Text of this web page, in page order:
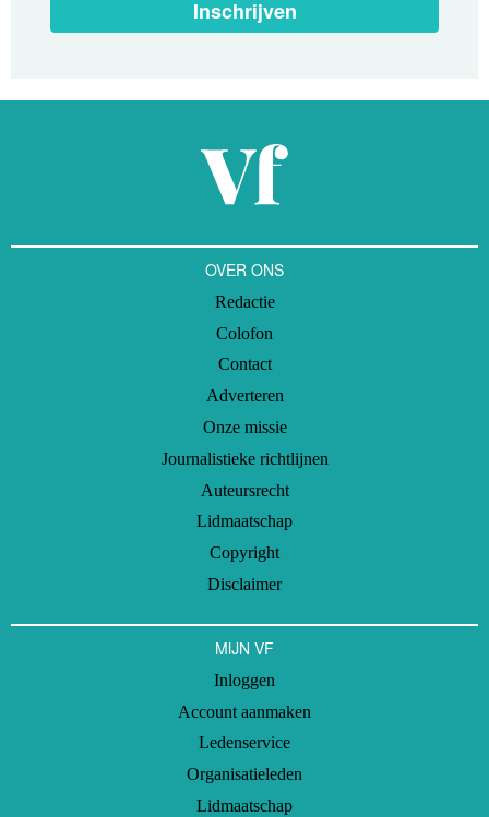
Inschrijven
OVER ONS
Redactie
Colofon
Contact
Adverteren
Onze missie
Journalistieke richtlijnen
Auteursrecht
Lidmaatschap
Copyright
Disclaimer
MIJN VF
Inloggen
Account aanmaken
Ledenservice
Organisatieleden
Lidmaatschap